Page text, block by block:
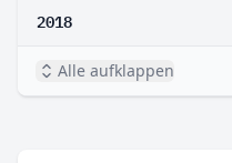
2018
Alle aufklappen